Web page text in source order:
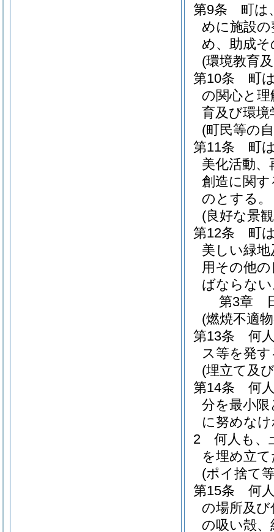
第9条
町は
めに施設
め、助成
(環境教育
第10条
町
の関心と
育及び環
(町民等の
第11条
町
美化活動
創造に関
のとする。
(良好な景
第12条
町
美しい緑
用その他
ばならな
第3章
(燃焼不適
第13条
何
ス等を発
(埋立て及
第14条
何
分を最小
に努めな
2
何人も、
を埋め立
(ポイ捨て
第15条
何
の場所及
の吸い殻